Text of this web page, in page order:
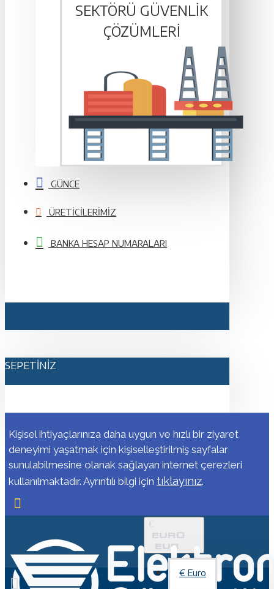
SEKTÖRÜ GÜVENLIK
ÇÖZÜMLERI
GÜNCE
ÜRETICILERIMIZ
BANKA HESAP NUMARALARI
SEPETINIZ
Kişisel ihtiyaçlarınıza daha uygun ve hızlı bir ziyaret
deneyimi yaşatmak için kişiselleştirilmiş sayfalar
sunulabilmesine olanak sağlayan internet çerezleri
kullanılmaktadır. Ayrıntılı bilgi için tıklayınız.
€
EURO
EUR
€ Euro